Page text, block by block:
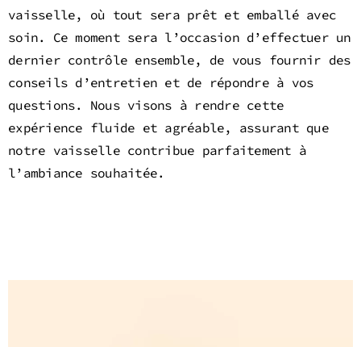
vaisselle, où tout sera prêt et emballé avec
soin. Ce moment sera l’occasion d’effectuer un
dernier contrôle ensemble, de vous fournir des
conseils d’entretien et de répondre à vos
questions. Nous visons à rendre cette
expérience fluide et agréable, assurant que
notre vaisselle contribue parfaitement à
l’ambiance souhaitée.